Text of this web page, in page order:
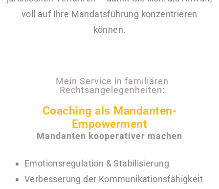
voll auf Ihre Mandatsführung konzentrieren
können.
Mein Service in familiären
Rechtsangelegenheiten:
Coaching als Mandanten-
Empowerment
Mandanten kooperativer machen
Emotionsregulation & Stabilisierung
Verbesserung der Kommunikationsfähigkeit